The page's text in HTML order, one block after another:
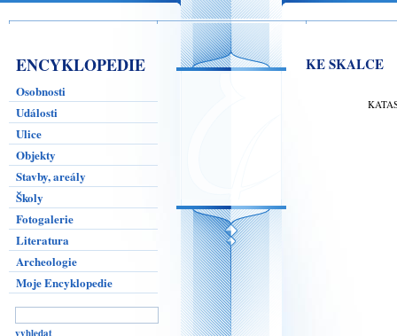
ENCYKLOPEDIE
Osobnosti
Události
Ulice
Objekty
Stavby, areály
Školy
Fotogalerie
Literatura
Archeologie
Moje Encyklopedie
KE SKALCE